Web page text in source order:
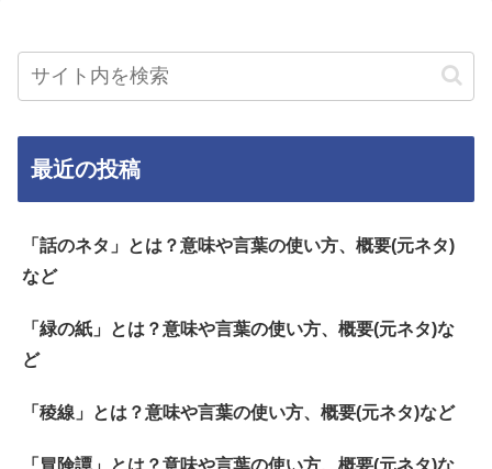
最近の投稿
「話のネタ」とは？意味や言葉の使い方、概要(元ネタ)
など
「緑の紙」とは？意味や言葉の使い方、概要(元ネタ)な
ど
「稜線」とは？意味や言葉の使い方、概要(元ネタ)など
「冒険譚」とは？意味や言葉の使い方、概要(元ネタ)な